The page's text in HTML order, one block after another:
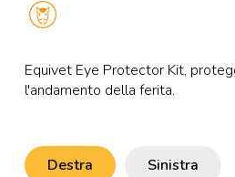
Equivet Eye Protector Kit,
l'andamento della ferita.
Destra Sinistra